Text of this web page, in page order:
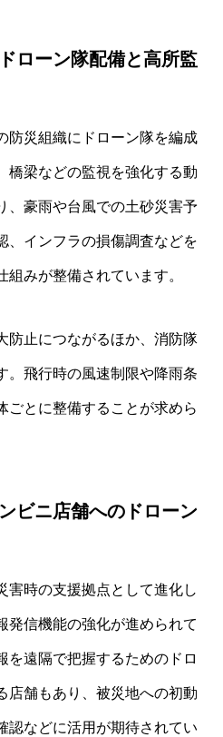
ローン隊配備と高所監
防災組織にドローン隊を編成
橋梁などの監視を強化する動
、豪雨や台風での土砂災害予
、インフラの損傷調査などを
みが整備されています。
防止につながるほか、消防隊
。飛行時の風速制限や降雨条
ごとに整備することが求めら
ビニ店舗へのドローン
害時の支援拠点として進化し
発信機能の強化が進められて
を遠隔で把握するためのドロ
店舗もあり、被災地への初動
認などに活用が期待されてい